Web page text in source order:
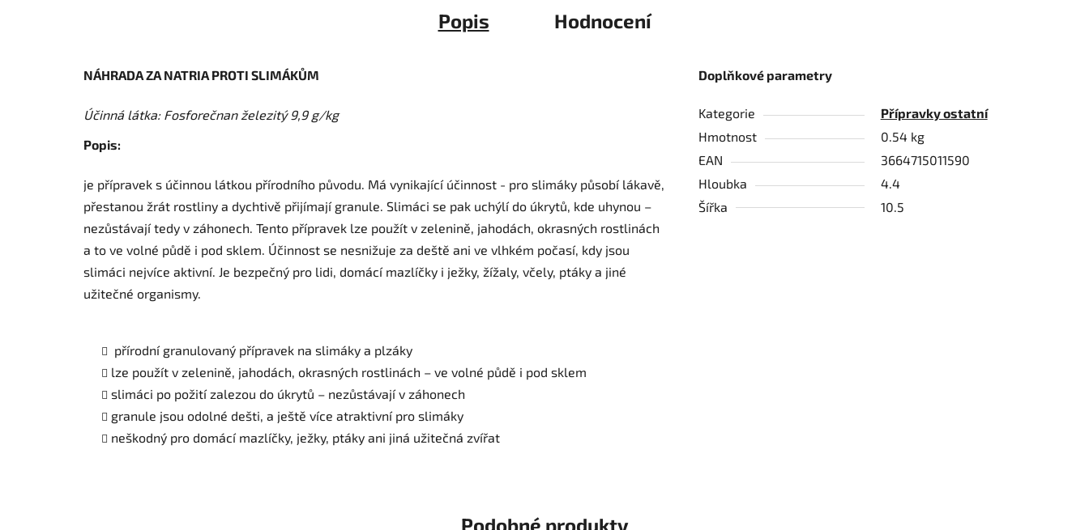
Popis Hodnocení
NÁHRADA ZA NATRIA PROTI SLIMÁKŮM
Účinná látka: Fosforečnan železitý 9,9 g/kg
Popis:
je přípravek s účinnou látkou přírodního původu. Má vynikající účinnost - pro slimáky působí lákavě,
přestanou žrát rostliny a dychtivě přijímají granule. Slimáci se pak uchýlí do úkrytů, kde uhynou –
nezůstávají tedy v záhonech. Tento přípravek lze použít v zelenině, jahodách, okrasných rostlinách
a to ve volné půdě i pod sklem. Účinnost se nesnižuje za deště ani ve vlhkém počasí, kdy jsou
slimáci nejvíce aktivní. Je bezpečný pro lidi, domácí mazlíčky i ježky, žížaly, včely, ptáky a jiné
užitečné organismy.
přírodní granulovaný přípravek na slimáky a plzáky
lze použít v zelenině, jahodách, okrasných rostlinách – ve volné půdě i pod sklem
slimáci po požití zalezou do úkrytů – nezůstávají v záhonech
granule jsou odolné dešti, a ještě více atraktivní pro slimáky
neškodný pro domácí mazlíčky, ježky, ptáky ani jiná užitečná zvířat
Doplňkové parametry
Kategorie
Přípravky ostatní
Hmotnost
0.54 kg
EAN
3664715011590
Hloubka
4.4
Šířka
10.5
Podobné produkty